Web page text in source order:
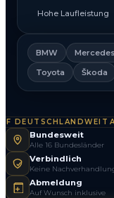
Hohe Laufleistung
BMW Mercedes
Toyota
Škoda
DEUTSCHLANDWEIT·
Bundesweit
Alle 16 Bundesländer
Verbindlich
Keine
Abmeldung
Auf Wunsch inklusive